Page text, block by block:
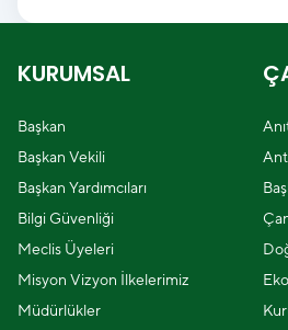
KURUMSAL
Başkan
Başkan Vekili
Başkan Yardımcıları
Bilgi Güvenliği
Meclis Üyeleri
Misyon Vizyon İlkelerimiz
Müdürlükler